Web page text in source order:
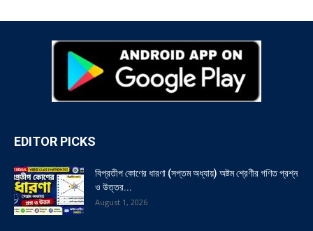
EDITOR PICKS
বিপ্রতীপ কোণের ধারণা (সপ্তম অধ্যায়) অষ্টম শ্রেণীর গণিত প্রশ্ন
ও উত্তর...
August 1, 2026